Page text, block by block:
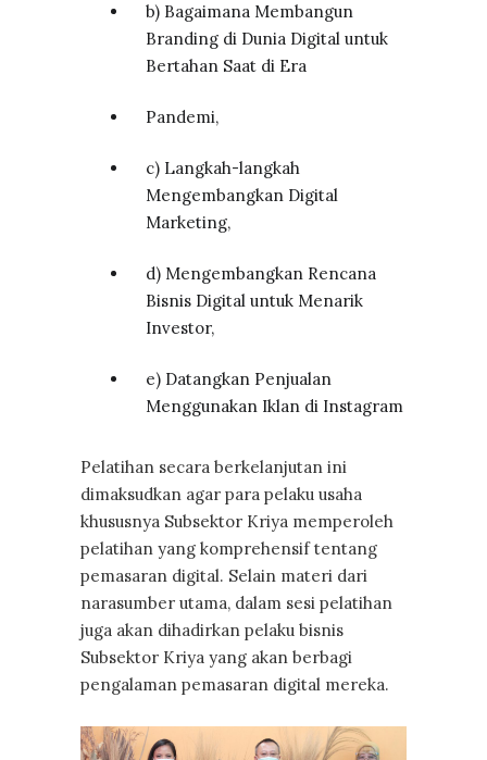
b) Bagaimana Membangun
Branding di Dunia Digital untuk
Bertahan Saat di Era
Pandemi,
c) Langkah-langkah
Mengembangkan Digital
Marketing,
d) Mengembangkan Rencana
Bisnis Digital untuk Menarik
Investor,
e) Datangkan Penjualan
Menggunakan Iklan di Instagram
Pelatihan secara berkelanjutan ini
dimaksudkan agar para pelaku usaha
khususnya Subsektor Kriya memperoleh
pelatihan yang komprehensif tentang
pemasaran digital. Selain materi dari
narasumber utama, dalam sesi pelatihan
juga akan dihadirkan pelaku bisnis
Subsektor Kriya yang akan berbagi
pengalaman pemasaran digital mereka.